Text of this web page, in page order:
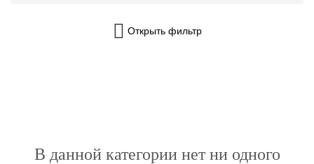
Открыть фильтр
В данной категории нет ни одного